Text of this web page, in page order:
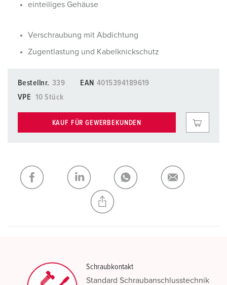
einteiliges Gehäuse
Verschraubung mit Abdichtung
Zugentlastung und Kabelknickschutz
Bestellnr. 339 EAN 4015394189619
VPE
10 Stück
KAUF FÜR GEWERBEKUNDEN
Schraubkontakt
Standard Schraubanschlusstechnik